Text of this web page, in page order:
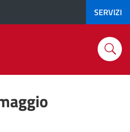
SERVIZI